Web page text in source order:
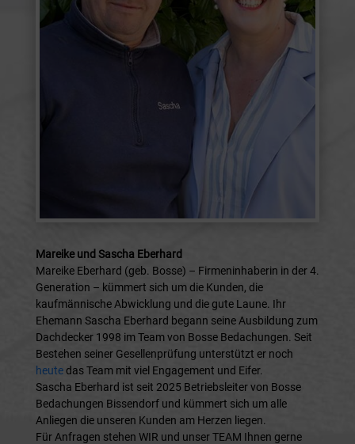
Mareike und Sascha Eberhard
Mareike Eberhard (geb. Bosse) – Firmeninhaberin in der 4.
Generation – kümmert sich um die Kunden, die
kaufmännische Abwicklung und die gute Laune. Ihr
Ehemann Sascha Eberhard begann seine Ausbildung zum
Dachdecker 1998 im Team von Bosse Bedachungen. Seit
Bestehen seiner Gesellenprüfung unterstützt er noch
heutedas Team mit viel Engagement und Eifer.
Sascha Eberhard ist seit 2025 Betriebsleiter von Bosse
Bedachungen Bissendorf und kümmert sich um alle
Anliegen die unseren Kunden am Herzen liegen.
Für Anfragen stehen WIR und unser TEAM Ihnen gerne